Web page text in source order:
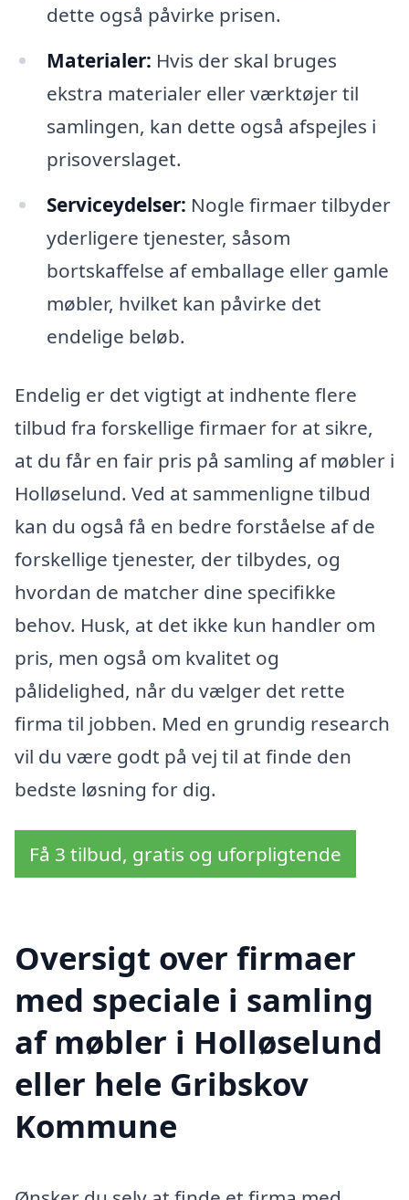
dette også påvirke prisen.
Materialer: Hvis der skal bruges
ekstra materialer eller værktøjer til
samlingen, kan dette også afspejles i
prisoverslaget.
Serviceydelser: Nogle firmaer tilbyder
yderligere tjenester, såsom
bortskaffelse af emballage eller gamle
møbler, hvilket kan påvirke det
endelige beløb.
Endelig er det vigtigt at indhente flere
tilbud fra forskellige firmaer for at sikre,
at du får en fair pris på samling af møbler i
Holløselund. Ved at sammenligne tilbud
kan du også få en bedre forståelse af de
forskellige tjenester, der tilbydes, og
hvordan de matcher dine specifikke
behov. Husk, at det ikke kun handler om
pris, men også om kvalitet og
pålidelighed, når du vælger det rette
firma til jobben. Med en grundig research
vil du være godt på vej til at finde den
bedste løsning for dig.
Få 3 tilbud, gratis og uforpligtende
Oversigt over firmaer
med speciale i samling
af møbler i Holløselund
eller hele Gribskov
Kommune